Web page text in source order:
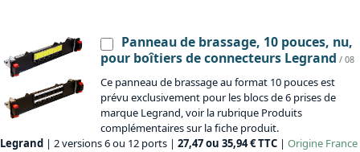
Panneau de brassage, 10 pouces, nu,
pour boîtiers de connecteurs Legrand / 08
Ce panneau de brassage au format 10 pouces est
prévu exclusivement pour les blocs de 6 prises de
marque Legrand, voir la rubrique Produits
complémentaires sur la fiche produit.
Legrand | 2 versions 6 ou 12 ports | 27,47 ou 35,94 € TTC | Origine France